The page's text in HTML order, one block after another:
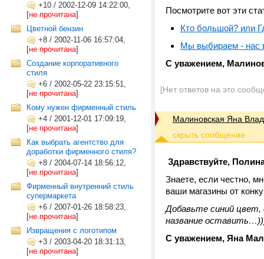
+10 / 2002-12-09 14:22:00,
[не прочитана]
Цветной бензин
+8 / 2002-11-06 16:57:04,
[не прочитана]
Создание корпоративного
стиля
+6 / 2002-05-22 23:15:51,
[не прочитана]
Кому нужен фирменный стиль
+4 / 2001-12-01 17:09:19,
[не прочитана]
Как выбрать агентство для
доработки фирменного стиля?
+8 / 2004-07-14 18:56:12,
[не прочитана]
Фирменный внутренний стиль
супермаркета
+6 / 2007-01-26 18:58:23,
[не прочитана]
Извращения с логотипом
+3 / 2003-04-20 18:31:13,
[не прочитана]
Посмотрите вот эти
Кто большой? или
Мы выбираем - нас
С уважением,
[Нет ответов на это
Малиновская Яна
Здравствуйте,
Знаете, если честно,
ваши магазины от
Добавьте синий цвет,
название
С уважением, Яна